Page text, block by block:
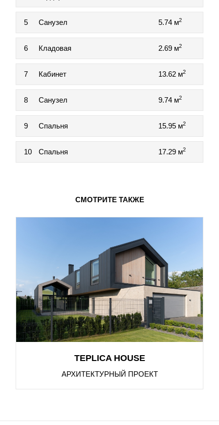
5 Санузел 5.74 м2
6 Кладовая 2.69 м2
7 Кабинет 13.62 м2
8 Санузел 9.74 м2
9 Спальня 15.95 м2
10 Спальня 17.29 м2
СМОТРИТЕ ТАКЖЕ
TEPLICA HOUSE
АРХИТЕКТУРНЫЙ ПРОЕКТ